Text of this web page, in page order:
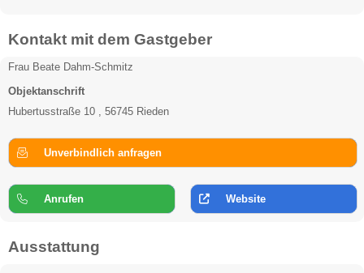
Kontakt mit dem Gastgeber
Frau Beate Dahm-Schmitz
Objektanschrift
Hubertusstraße 10 , 56745 Rieden
Unverbindlich anfragen
Anrufen Website
Ausstattung